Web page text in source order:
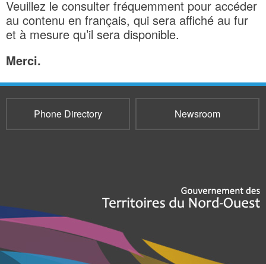
Veuillez le consulter fréquemment pour accéder
au contenu en français, qui sera affiché au fur
et à mesure qu’il sera disponible.
Merci.
Phone Directory Newsroom